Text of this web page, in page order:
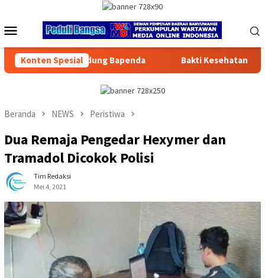
konten
Menu
Mobile
Konten Spesial
Bapenda Bakti Kesehatan Kodam Jaya – Polda
Beranda NEWS Peristiwa
Dua Remaja Pengedar Hexymer dan
Tramadol Dicokok Polisi
Tim Redaksi
Mei 4, 2021